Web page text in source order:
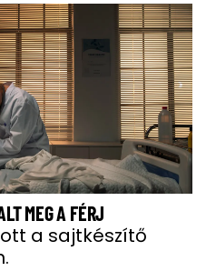
MEG A FÉRJ
a sajtkészítő